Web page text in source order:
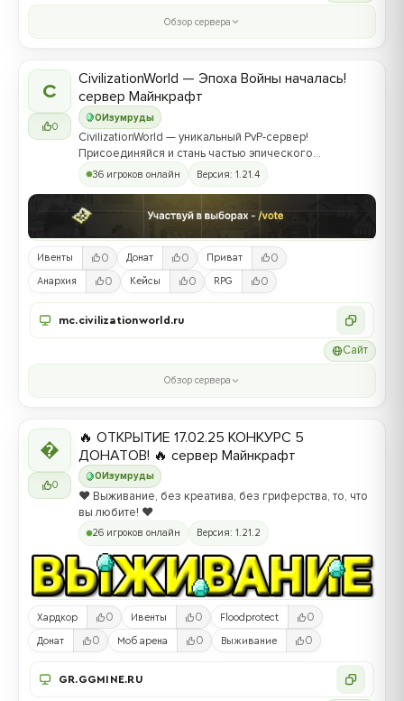
Обзор сервера
C
0
0Изумруды
CivilizationWorld — Эпоха Войны началась!
сервер Майнкрафт
CivilizationWorld — уникальный PvP-сервер!
Присоединяйся и стань частью эпического
противостояния между Альвами и Йотунами!
36 игроков онлайн Версия: 1.21.4
Ивенты 0 Донат 0 Приват 0
Анархия 0 Кейсы 0 RPG 0
mc.civilizationworld.ru
Сайт
Обзор сервера

0
0 Изумруды
🔥 ОТКРЫТИЕ 17.02.25 КОНКУРС 5
ДОНАТОВ! 🔥 сервер Майнкрафт
❤️ Выживание, без креатива, без гриферства, то, что
вы любите! ❤️
26 игроков онлайн Версия: 1.21.2
Хардкор 0 Ивенты 0 Floodprotect 0
Донат 0 Моб арена 0 Выживание 0
GR.GGMINE.RU